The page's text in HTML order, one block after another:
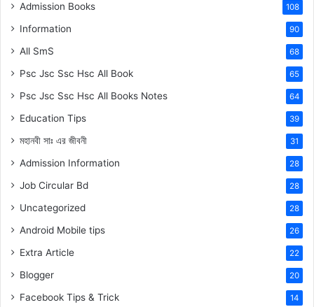
Admission Books 108
Information 90
All SmS 68
Psc Jsc Ssc Hsc All Book 65
Psc Jsc Ssc Hsc All Books Notes 64
Education Tips 39
মহানবী সাঃ এর জীবনী 31
Admission Information 28
Job Circular Bd 28
Uncategorized 28
Android Mobile tips 26
Extra Article 22
Blogger 20
Facebook Tips & Trick 14